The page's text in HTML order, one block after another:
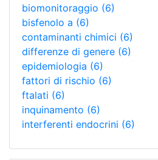
biomonitoraggio (6)
bisfenolo a (6)
contaminanti chimici (6)
differenze di genere (6)
epidemiologia (6)
fattori di rischio (6)
ftalati (6)
inquinamento (6)
interferenti endocrini (6)